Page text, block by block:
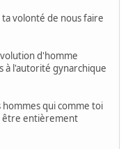
volonté de nous faire
d'homme
à l'autorité gynarchique
qui comme toi
être entièrement